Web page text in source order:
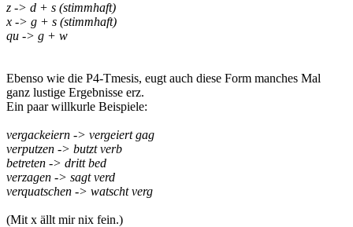
z -> d + s (stimmhaft)
x -> g + s (stimmhaft)
qu -> g + w
Ebenso wie die P4-Tmesis, eugt auch diese Form manches Mal
ganz lustige Ergebnisse erz.
Ein paar willkurle Beispiele:
vergackeiern -> vergeiert gag
verputzen -> butzt verb
betreten -> dritt bed
verzagen -> sagt verd
verquatschen -> watscht verg
(Mit x ällt mir nix fein.)